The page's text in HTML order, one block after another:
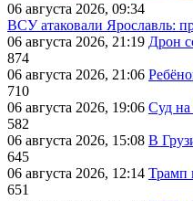
06 августа 2026, 09:34
ВСУ атаковали Ярославль:
06 августа 2026, 21:19 Дрон
874
06 августа 2026, 21:06
710
06 августа 2026, 19:06 Суд
582
06 августа 2026, 15:08 В
645
06 августа 2026, 12:14 Трамп
651